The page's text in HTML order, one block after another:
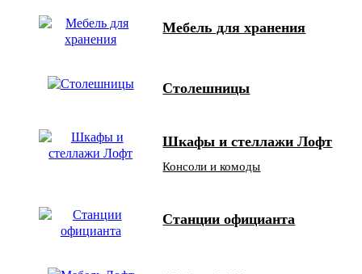
Мебель для хранения
Столешницы
Шкафы и стеллажи Лофт
Консоли и комоды
Станции официанта